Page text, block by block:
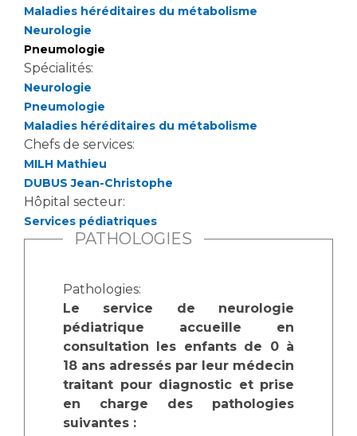
Maladies héréditaires du métabolisme
Neurologie
Pneumologie
Spécialités:
Neurologie
Pneumologie
Maladies héréditaires du métabolisme
Chefs de services:
MILH Mathieu
DUBUS Jean-Christophe
Hôpital secteur:
Services pédiatriques
PATHOLOGIES
Pathologies:
Le service de neurologie
pédiatrique accueille en
consultation les enfants de 0 à
18 ans adressés par leur médecin
traitant pour diagnostic et prise
en charge des pathologies
suivantes :